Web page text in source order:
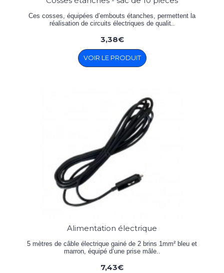
Ces cosses, équipées d’embouts étanches, permettent la
réalisation de circuits électriques de qualit..
3,38€
VOIR LE PRODUIT
Alimentation électrique
5 mètres de câble électrique gainé de 2 brins 1mm² bleu et
marron, équipé d’une prise mâle..
7,43€